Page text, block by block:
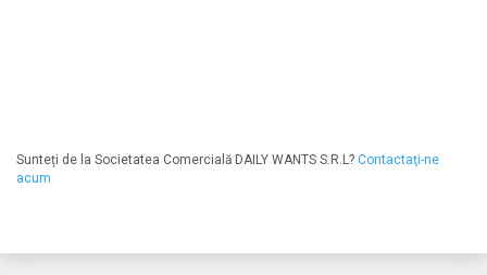
Sunteți de la Societatea Comercială DAILY WANTS S.R.L? Contactaţi-ne
acum